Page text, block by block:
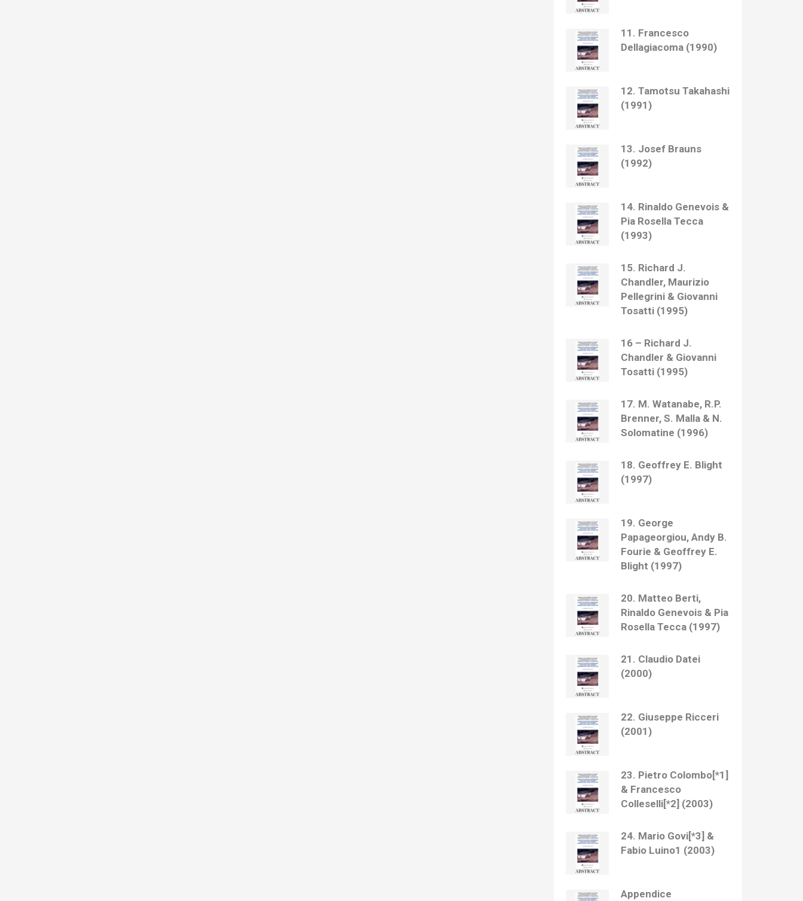
11. Francesco
Dellagiacoma (1990)
12. Tamotsu Takahashi
(1991)
13. Josef Brauns
(1992)
14. Rinaldo Genevois &
Pia Rosella Tecca
(1993)
15. Richard J.
Chandler, Maurizio
Pellegrini & Giovanni
Tosatti (1995)
16 – Richard J.
Chandler & Giovanni
Tosatti (1995)
17. M. Watanabe, R.P.
Brenner, S. Malla & N.
Solomatine (1996)
18. Geoffrey E. Blight
(1997)
19. George
Papageorgiou, Andy B.
Fourie & Geoffrey E.
Blight (1997)
20. Matteo Berti,
Rinaldo Genevois & Pia
Rosella Tecca (1997)
21. Claudio Datei
(2000)
22. Giuseppe Ricceri
(2001)
23. Pietro Colombo[*1]
& Francesco
Colleselli[*2] (2003)
24. Mario Govi[*3] &
Fabio Luino1 (2003)
Appendice